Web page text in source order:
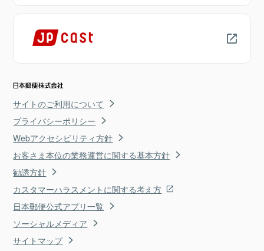
サイトのご利用について
プライバシーポリシー
Webアクセシビリティ方針
お客さま本位の業務運営に関する基本方針
勧誘方針
カスタマーハラスメントに関する考え方
日本郵便公式アプリ一覧
ソーシャルメディア
サイトマップ